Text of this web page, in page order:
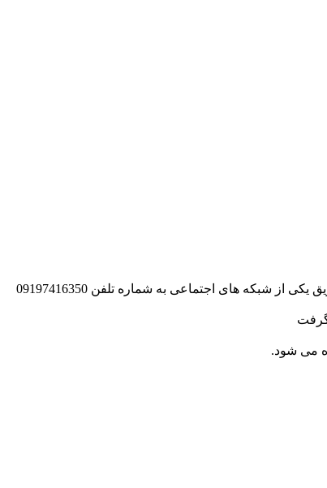
شما ابتدا از طریق فرم زیر(ثبت سفارش) و یا تماس با تیم پشتیبانی و یا حتی ارسال موضوع پروژه از طریق یکی از شبکه های اجتماعی به شماره تلفن 09197416350
می شود.